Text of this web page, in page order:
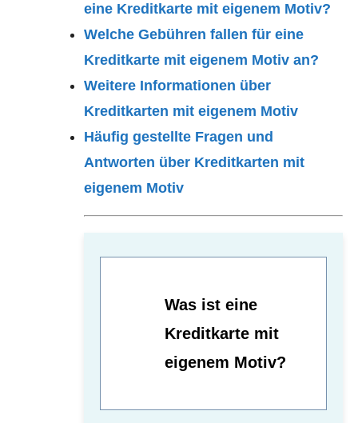
eine Kreditkarte mit eigenem Motiv?
Welche Gebühren fallen für eine
Kreditkarte mit eigenem Motiv an?
Weitere Informationen über
Kreditkarten mit eigenem Motiv
Häufig gestellte Fragen und
Antworten über Kreditkarten mit
eigenem Motiv
Was ist eine
Kreditkarte mit
eigenem Motiv?